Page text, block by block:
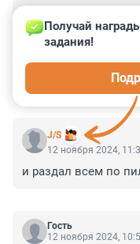
12 ноября 2024,
Помним, помним.
«Мною,
отправлено в
преступлении с
возможному факту
А.Д.
территории Санкт-
госбюджета и
коррумпированных
J/S
Получай
задания!
12 ноября 2024,
и раздал всем по
Гость
12 ноября 2024,